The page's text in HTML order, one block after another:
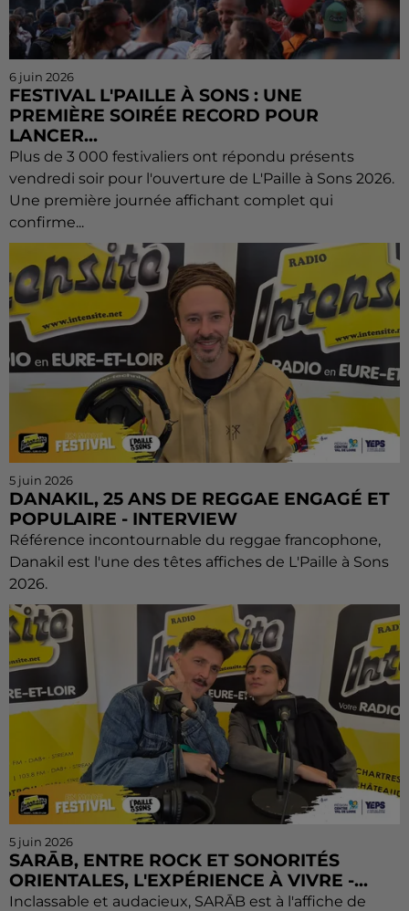
6 juin 2026
FESTIVAL L'PAILLE À SONS : UNE
PREMIÈRE SOIRÉE RECORD POUR
LANCER...
Plus de 3 000 festivaliers ont répondu présents
vendredi soir pour l'ouverture de L'Paille à Sons 2026.
Une première journée affichant complet qui
confirme...
5 juin 2026
DANAKIL, 25 ANS DE REGGAE ENGAGÉ ET
POPULAIRE - INTERVIEW
Référence incontournable du reggae francophone,
Danakil est l'une des têtes affiches de L'Paille à Sons
2026.
5 juin 2026
SARĀB, ENTRE ROCK ET SONORITÉS
ORIENTALES, L'EXPÉRIENCE À VIVRE -...
Inclassable et audacieux, SARĀB est à l'affiche de